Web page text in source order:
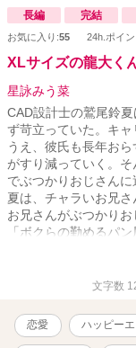
長編 完結
お気に入り:55 24h.ポイン
XLサイズの龍大く
星詠みう菜
CAD設計士の鷲尾鈴
ず苛立っていた。キ
うえ、彼氏も長年お
がすり減っていく。
でぶつかりおじさん
夏は、チャラいお兄
お兄さんがぶつかり
「ボクらの勤めるパ
る。パン屋のレジ担
しかし、ある日同居
鈴夏の連絡先を製造
が大きい」はイチ◯
文字数
恋愛 ハッピー